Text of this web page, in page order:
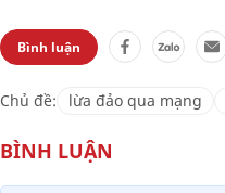
Bình luận
Chủ đề: lừa đảo qua mạng